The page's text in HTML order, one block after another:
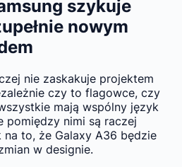
szykuje
nowym
nie zaskakuje projektem
czy to flagowce, czy
mają wspólny język
pomiędzy nimi są raczej
to, że Galaxy A36 będzie
w designie.